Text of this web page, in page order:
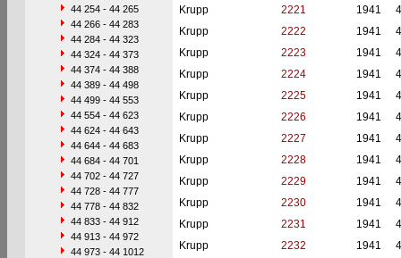
44 254 - 44 265
44 266 - 44 283
44 284 - 44 323
44 324 - 44 373
44 374 - 44 388
44 389 - 44 498
44 499 - 44 553
44 554 - 44 623
44 624 - 44 643
44 644 - 44 683
44 684 - 44 701
44 702 - 44 727
44 728 - 44 777
44 778 - 44 832
44 833 - 44 912
44 913 - 44 972
44 973 - 44 1012
Krupp
2221 1941
Krupp
2222 1941
Krupp
2223 1941
Krupp
2224 1941
Krupp
2225 1941
Krupp
2226 1941
Krupp
2227 1941
Krupp
2228 1941
Krupp
2229 1941
Krupp
2230 1941
Krupp
2231 1941
Krupp
2232 1941